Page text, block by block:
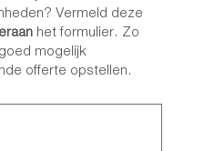
Vermeld deze
het formulier. Zo
mogelijk
offerte opstellen.